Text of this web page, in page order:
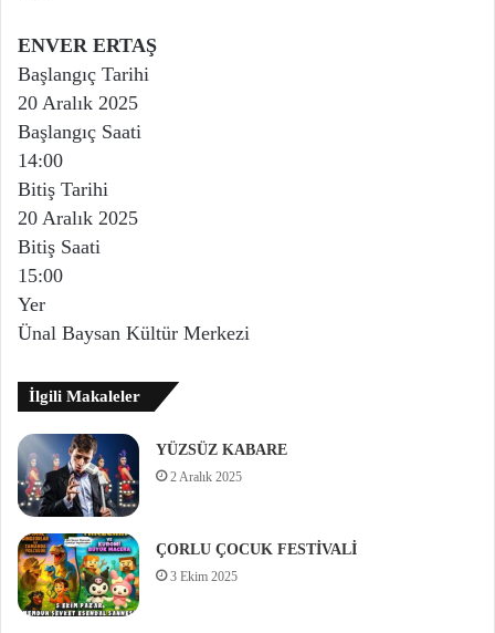
ENVER ERTAŞ
Başlangıç Tarihi
20 Aralık 2025
Başlangıç Saati
14:00
Bitiş Tarihi
20 Aralık 2025
Bitiş Saati
15:00
Yer
Ünal Baysan Kültür Merkezi
İlgili Makaleler
YÜZSÜZ KABARE
2 Aralık 2025
ÇORLU ÇOCUK FESTİVALİ
3 Ekim 2025